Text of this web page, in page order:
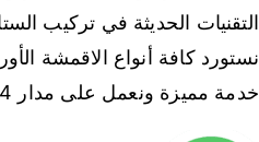
التقنيات الحديثة في تركيب
نستورد كافة أنواع الاقمشة
خدمة مميزة ونعمل على مدار 24 ساعة وطيلة ايام الاسبوع وباسعار رخيصة حدا